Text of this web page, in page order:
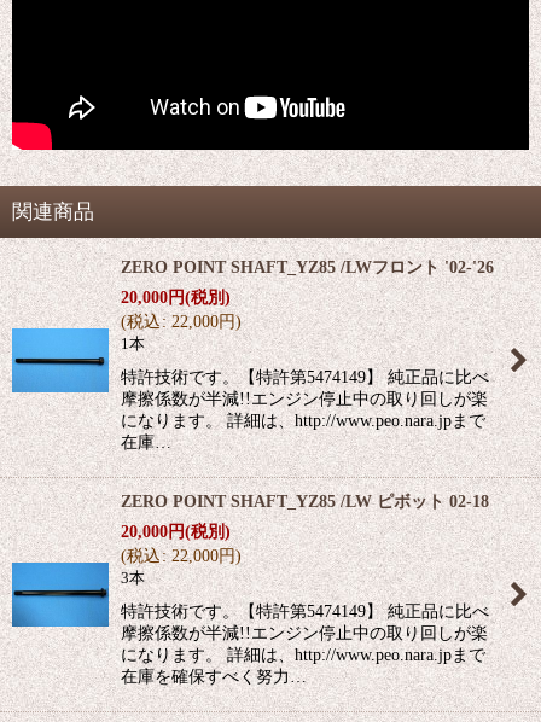
関連商品
ZERO POINT SHAFT_YZ85 /LWフロント '02-'26
20,000円(税別)
(税込: 22,000円)
1本
特許技術です。【特許第5474149】 純正品に比べ
摩擦係数が半減!!エンジン停止中の取り回しが楽
になります。 詳細は、http://www.peo.nara.jpまで
在庫…
ZERO POINT SHAFT_YZ85 /LW ピボット 02-18
20,000円(税別)
(税込: 22,000円)
3本
特許技術です。【特許第5474149】 純正品に比べ
摩擦係数が半減!!エンジン停止中の取り回しが楽
になります。 詳細は、http://www.peo.nara.jpまで
在庫を確保すべく努力…